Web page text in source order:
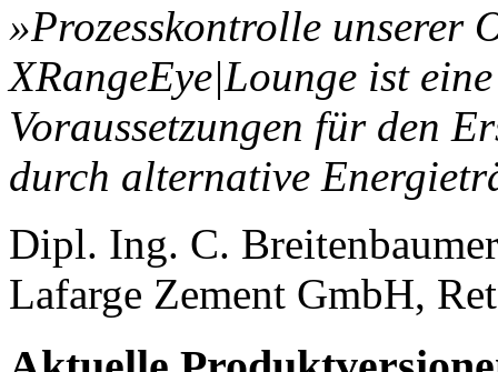
»Prozesskontrolle unserer
XRangeEye|Lounge ist
Voraussetzungen für den
durch alternative
Dipl. Ing. C. Breitenbaumer
Lafarge Zement GmbH,